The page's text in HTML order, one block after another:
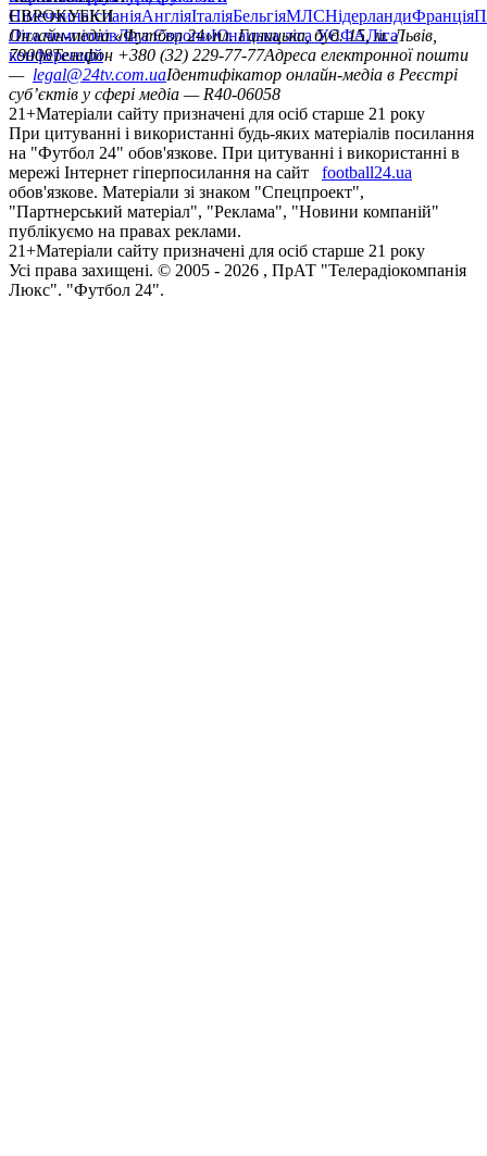
НімеччинаІспаніяАнгліяІталіяБельгіяМЛСНідерландиФранція
ЄВРОКУБКИ
Ліга чемпіонівЛіга ЄвропиЮнацька ліга УЄФАЛіга
конференцій
Онлайн-медіа «Футбол 24»пл. Галицька, буд. 15, м. Львів,
79008Телефон +380 (32) 229-77-77Адреса електронної пошти
— legal@24tv.com.uaІдентифікатор онлайн-медіа в Реєстрі
суб’єктів у сфері медіа — R40-06058
21+Матеріали сайту призначені для осіб старше 21 року
При цитуванні і використанні будь-яких матеріалів посилання
на "Футбол 24" обов'язкове. При цитуванні і використанні в
мережі Інтернет гіперпосилання на сайт
football24.ua
обов'язкове. Матеріали зі знаком "Спецпроект",
"Партнерський матеріал", "Реклама", "Новини компаній"
публікуємо на правах реклами.
21+Матеріали сайту призначені для осіб старше 21 року
Усi права захищенi. © 2005 - 2026 , ПрАТ "Телерадіокомпанія
Люкс". "Футбол 24".